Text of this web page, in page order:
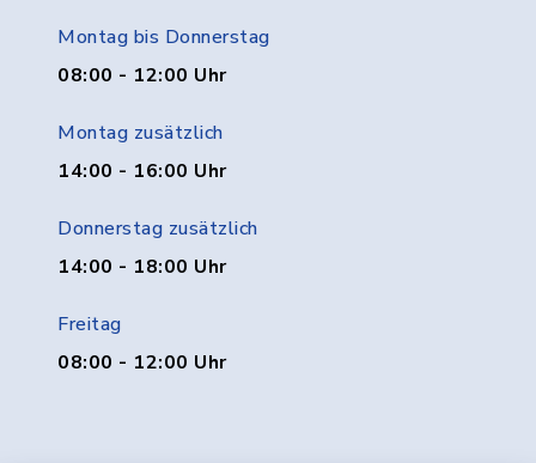
Montag bis Donnerstag
08:00 - 12:00 Uhr
Montag zusätzlich
14:00 - 16:00 Uhr
Donnerstag zusätzlich
14:00 - 18:00 Uhr
Freitag
08:00 - 12:00 Uhr